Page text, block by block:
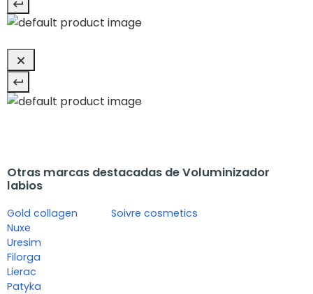
Otras marcas destacadas de Voluminizador
labios
Gold collagen
Nuxe
Uresim
Filorga
Lierac
Patyka
Soivre cosmetics